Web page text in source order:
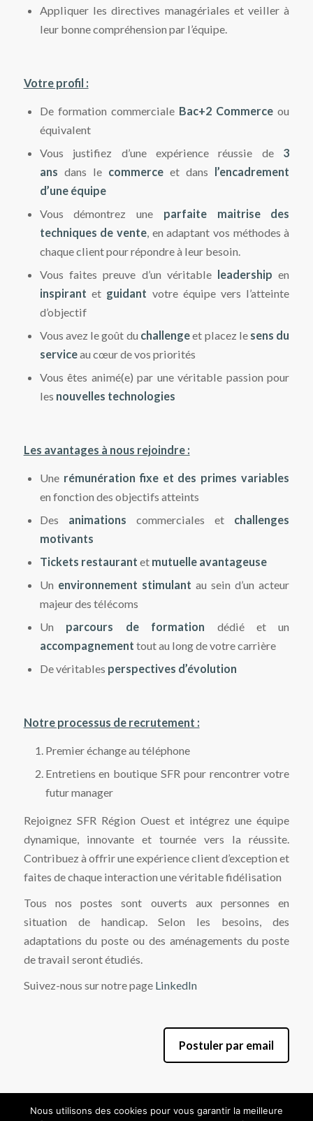
Appliquer les directives managériales et veiller à
leur bonne compréhension par l’équipe.
Votre profil :
De formation commercialeBac+2 Commerceou
équivalent
Vous justifiez d’une expérience réussie de3
ans dans le commerceet dans l’encadrement
d’une équipe
Vous démontrez une parfaite maitrise des
techniques de vente, en adaptant vos méthodes à
chaque client pour répondre à leur besoin.
Vous faites preuve d’un véritable leadership en
inspirant et guidant votre équipe vers l’atteinte
d’objectif
Vous avez le goût du challengeet placez le sens du
serviceau cœur de vos priorités
Vous êtes animé(e) par une véritable passion pour
les nouvelles technologies
Les avantages à nous rejoindre :
Une rémunération fixe et des primes variables
en fonction des objectifs atteints
Des animations commerciales et challenges
motivants
Tickets restaurant et mutuelle avantageuse
Un environnement stimulant au sein d’un acteur
majeur des télécoms
Un parcours de formation dédié et un
accompagnement tout au long de votre carrière
De véritables perspectives d’évolution
Notre processus de recrutement :
Premier échange au téléphone
Entretiens en boutique SFR pour rencontrer votre
futur manager
Rejoignez SFR Région Ouest et intégrez une équipe
dynamique, innovante et tournée vers la réussite.
Contribuez à offrir une expérience client d’exception et
faites de chaque interaction une véritable fidélisation
Tous nos postes sont ouverts aux personnes en
situation de handicap. Selon les besoins, des
adaptations du poste ou des aménagements du poste
de travail seront étudiés.
Suivez-nous sur notre page LinkedIn
Postuler par email
Nous utilisons des cookies pour vous garantir la meilleure